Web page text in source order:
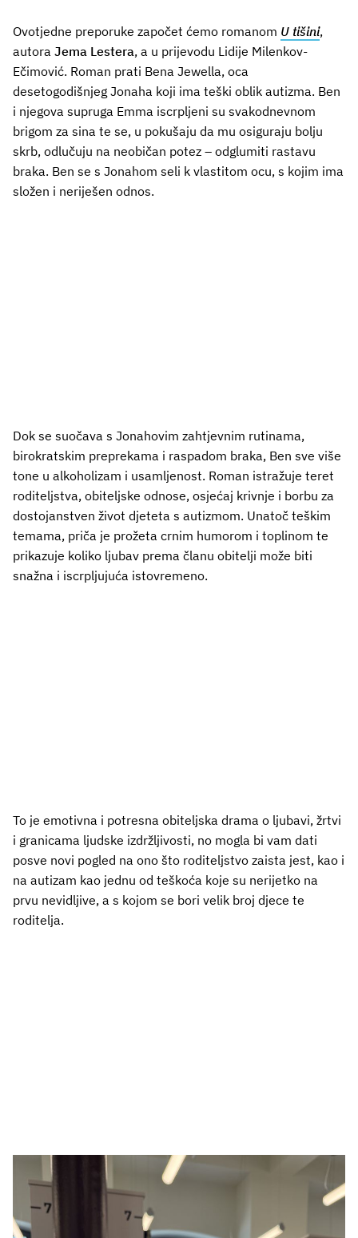
Ovotjedne preporuke započet ćemo romanom U tišini,
autora Jema Lestera, a u prijevodu Lidije Milenkov-
Ečimović. Roman prati Bena Jewella, oca
desetogodišnjeg Jonaha koji ima teški oblik autizma. Ben
i njegova supruga Emma iscrpljeni su svakodnevnom
brigom za sina te se, u pokušaju da mu osiguraju bolju
skrb, odlučuju na neobičan potez – odglumiti rastavu
braka. Ben se s Jonahom seli k vlastitom ocu, s kojim ima
složen i neriješen odnos.
Dok se suočava s Jonahovim zahtjevnim rutinama,
birokratskim preprekama i raspadom braka, Ben sve više
tone u alkoholizam i usamljenost. Roman istražuje teret
roditeljstva, obiteljske odnose, osjećaj krivnje i borbu za
dostojanstven život djeteta s autizmom. Unatoč teškim
temama, priča je prožeta crnim humorom i toplinom te
prikazuje koliko ljubav prema članu obitelji može biti
snažna i iscrpljujuća istovremeno.
To je emotivna i potresna obiteljska drama o ljubavi, žrtvi
i granicama ljudske izdržljivosti, no mogla bi vam dati
posve novi pogled na ono što roditeljstvo zaista jest, kao i
na autizam kao jednu od teškoća koje su nerijetko na
prvu nevidljive, a s kojom se bori velik broj djece te
roditelja.